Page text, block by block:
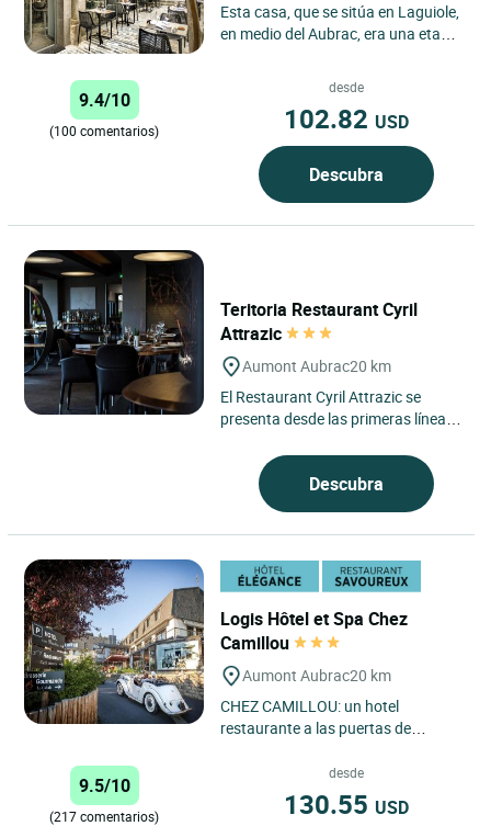
Esta casa, que se sitúa en Laguiole,
en medio del Aubrac, era una etapa
9.4/10
(100 comentarios)
desde
102.82 USD
Descubra
Teritoria Restaurant Cyril
Attrazic
Aumont Aubrac20 km
El Restaurant Cyril Attrazic se
presenta desde las primeras líneas
ligada a su paisaje. Esta...
Descubra
Logis Hôtel et Spa Chez
Camillou
Aumont Aubrac20 km
CHEZ CAMILLOU: un hotel
restaurante a las puertas de
entre el Midi y Auvernia, 35
minutos...
9.5/10
(217 comentarios)
desde
130.55 USD